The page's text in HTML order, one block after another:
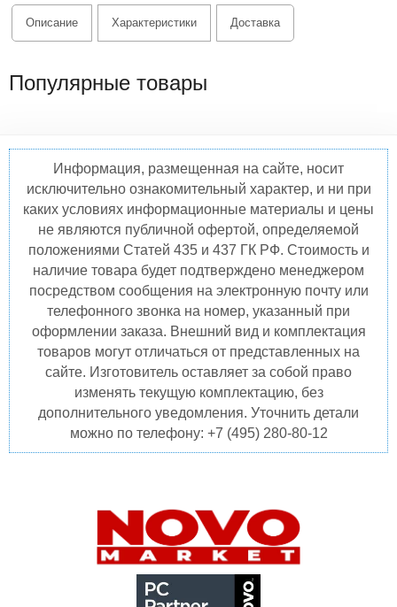
Описание Характеристики Доставка
Популярные товары
Информация, размещенная на сайте, носит
исключительно ознакомительный характер, и ни при
каких условиях информационные материалы и цены
не являются публичной офертой, определяемой
положениями Статей 435 и 437 ГК РФ. Стоимость и
наличие товара будет подтверждено менеджером
посредством сообщения на электронную почту или
телефонного звонка на номер, указанный при
оформлении заказа. Внешний вид и комплектация
товаров могут отличаться от представленных на
сайте. Изготовитель оставляет за собой право
изменять текущую комплектацию, без
дополнительного уведомления. Уточнить детали
можно по телефону: +7 (495) 280-80-12